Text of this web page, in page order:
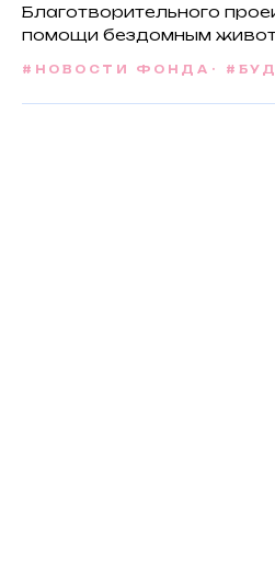
Благотворительного
помощи бездомным
#НОВОСТИ ФОНДА